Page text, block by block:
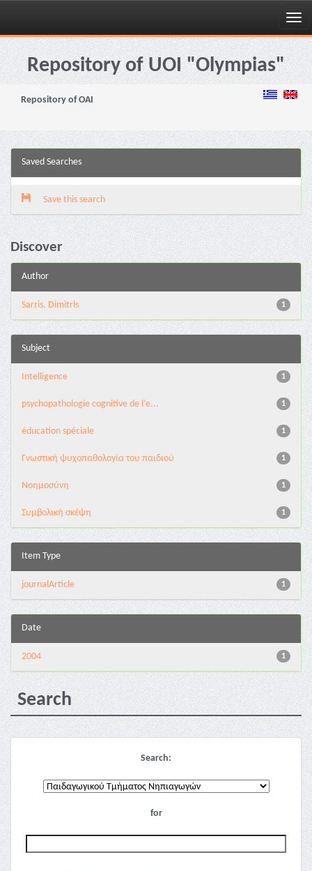
Skip
navigationRepository of UOI "Olympias"
Repository of OAI
Saved Searches
Save this search
Discover
Author
1
Sarris, Dimitris
Subject
1
Intelligence
1
psychopathologie cognitive de l’e...
1
éducation spéciale
1
Γνωστική ψυχοπαθολογία του παιδιού
1
Νοημοσύνη
1
Συμβολική σκέψη
Item Type
1
journalArticle
Date
1
2004
Search
Search:
for